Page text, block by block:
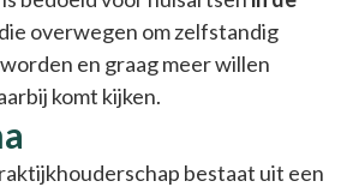
die overwegen om zelfstandig
en graag meer willen
komt kijken.
bestaat uit een